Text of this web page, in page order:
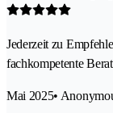
Jederzeit zu
fachkompetente
Mai 2025•